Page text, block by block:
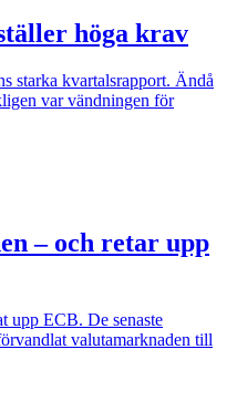
höga krav
starka kvartalsrapport. Ändå
var vändningen för
– och retar upp
upp ECB. De senaste
valutamarknaden till